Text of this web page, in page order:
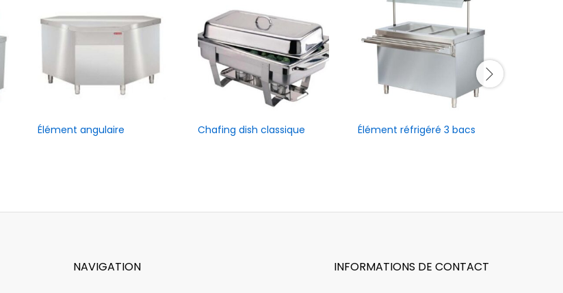
Élément angulaire Chafing dish classique Élément réfrigéré 3 bacs
NAVIGATION INFORMATIONS DE CONTACT